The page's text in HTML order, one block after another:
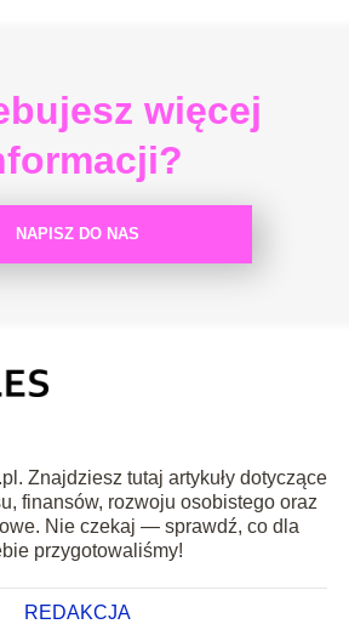
więcej
NAPISZ DO NAS
Znajdziesz tutaj artykuły dotyczące
finansów, rozwoju osobistego oraz
Nie czekaj — sprawdź, co dla
przygotowaliśmy!
REDAKCJA